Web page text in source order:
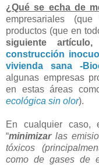
¿Qué se echa de
empresariales
productos (que en
siguiente
construcción
vivienda sana -
algunas empresas
en estas áreas
ecológica sin olor).
En cualquier caso,
“minimizarlas
tóxicos
como de gases de